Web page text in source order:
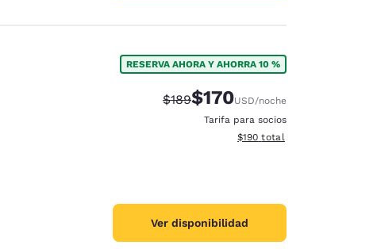
RESERVA AHORA Y AHORRA 10 %
Precio tachado:
$189Precio con descuento:
$170USD/noche
Tarifa para socios
Ver detalles del total
$190 total
Ver disponibilidad